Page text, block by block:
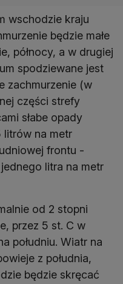
wschodzie kraju
będzie małe
północy, a w drugiej
spodziewane jest
zachmurzenie (w
części strefy
słabe opady
litrów na metr
frontu -
litra na metr
od 2 stopni
przez 5 st. C w
południu. Wiatr na
z południa,
będzie skręcać